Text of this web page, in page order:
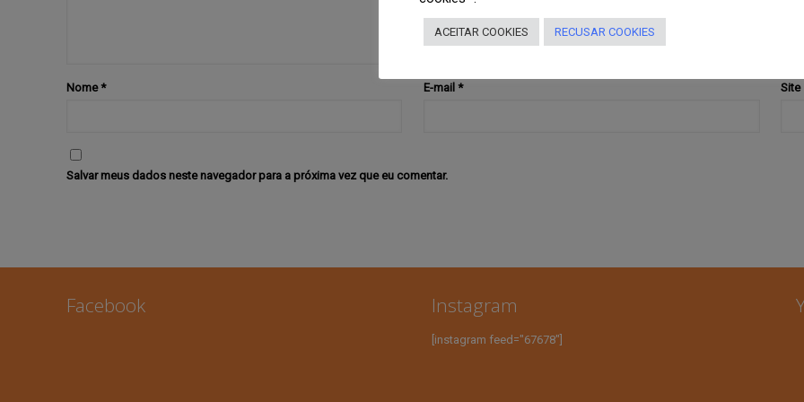
Nome * E-mail * Site
Salvar meus dados neste navegador para a próxima vez que eu comentar.
Facebook Instagram
[instagram feed="67678"]
ACEITAR COOKIES RECUSAR COOKIES